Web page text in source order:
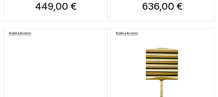
449,00 € 636,00 €